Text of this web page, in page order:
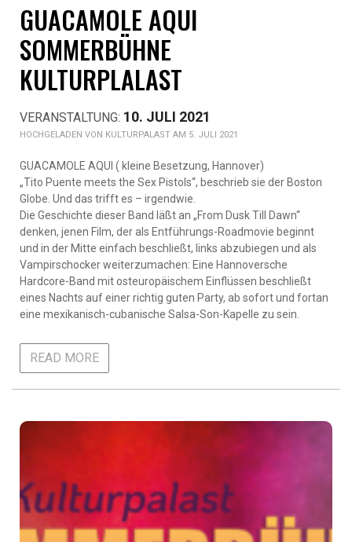
GUACAMOLE AQUI
SOMMERBÜHNE
KULTURPLALAST
10. JULI 2021
KULTURPALAST AM 5. JULI 2021
GUACAMOLE AQUI ( kleine Besetzung, Hannover)
„Tito Puente meets the Sex Pistols“, beschrieb sie der Boston
Globe. Und das trifft es – irgendwie.
Die Geschichte dieser Band läßt an „From Dusk Till Dawn“
denken, jenen Film, der als Entführungs-Roadmovie beginnt
und in der Mitte einfach beschließt, links abzubiegen und als
Vampirschocker weiterzumachen: Eine Hannoversche
Hardcore-Band mit osteuropäischem Einflüssen beschließt
eines Nachts auf einer richtig guten Party, ab sofort und fortan
eine mexikanisch-cubanische Salsa-Son-Kapelle zu sein.
READ MORE